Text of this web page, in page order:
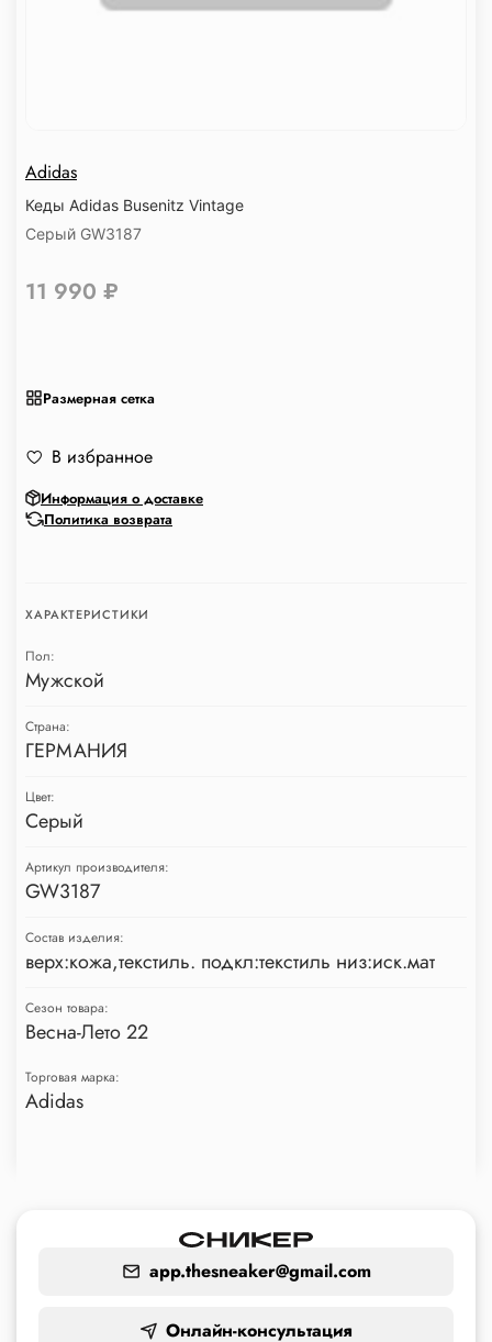
Adidas
Кеды Adidas Busenitz Vintage
Серый GW3187
Размерная сетка
11 990 ₽
В избранное
Информация о доставке
Политика возврата
ХАРАКТЕРИСТИКИ
Пол:
Мужской
Страна:
ГЕРМАНИЯ
Цвет:
Серый
Артикул производителя:
GW3187
Состав изделия:
верх:кожа,текстиль. подкл:текстиль низ:иск.мат
Сезон товара:
Весна-Лето 22
Торговая марка:
Adidas
app.thesneaker@gmail.com
Онлайн-консультация